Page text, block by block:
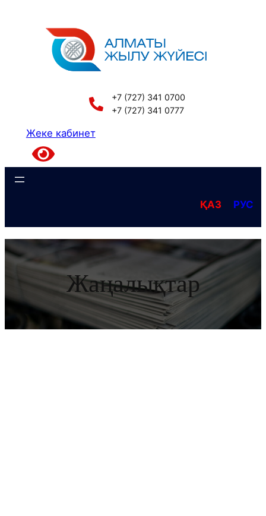
содержимому
+7 (727) 341 0700
+7 (727) 341 0777
Жеке кабинет
ҚАЗ РУС
Жаңалықтар